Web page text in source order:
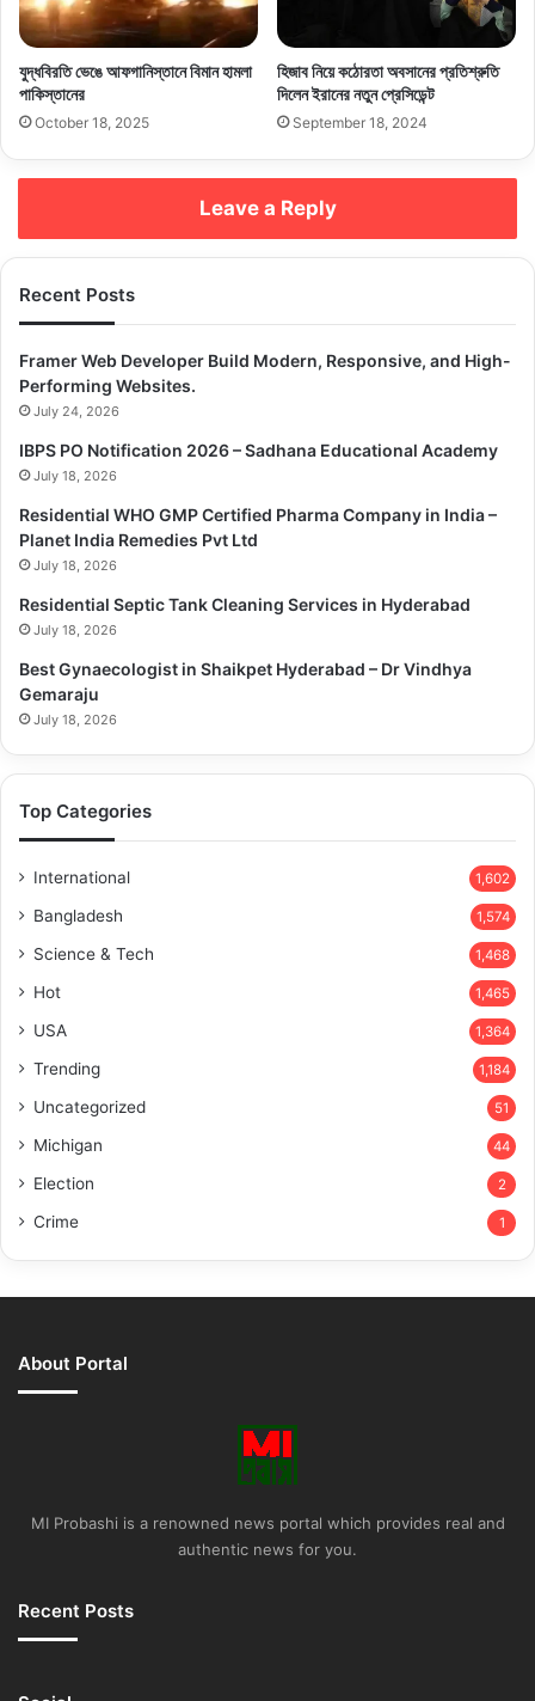
যুদ্ধবিরতি ভেঙে আফগানিস্তানে বিমান হামলা
পাকিস্তানের
October 18, 2025
হিজাব নিয়ে কঠোরতা অবসানের প্রতিশ্রুতি
দিলেন ইরানের নতুন প্রেসিডেন্ট
September 18, 2024
Leave a Reply
Recent Posts
Framer Web Developer Build Modern, Responsive, and High-
Performing Websites.
July 24, 2026
IBPS PO Notification 2026 – Sadhana Educational Academy
July 18, 2026
Residential WHO GMP Certified Pharma Company in India –
Planet India Remedies Pvt Ltd
July 18, 2026
Residential Septic Tank Cleaning Services in Hyderabad
July 18, 2026
Best Gynaecologist in Shaikpet Hyderabad – Dr Vindhya
Gemaraju
July 18, 2026
Top Categories
International 1,602
Bangladesh 1,574
Science & Tech 1,468
Hot 1,465
USA 1,364
Trending 1,184
Uncategorized 51
Michigan 44
Election 2
Crime 1
About Portal
MI Probashi is a renowned news portal which provides real and
authentic news for you.
Recent Posts